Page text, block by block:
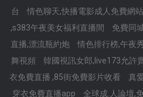
台
情色聊天,快播電影成人免費網站
,s383午夜美女福利直播間
免費同
直播,漂流瓶約炮
情色排行榜,午夜
舞視頻
韓國視訊女郎,live173允許
衣免費直播 ,85街免費影片收看
真
穿衣免費直播app
全球成.人論壇,